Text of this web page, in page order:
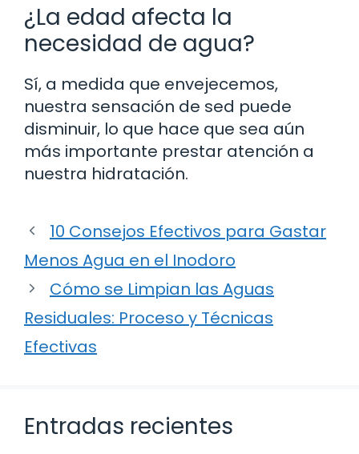
¿La edad afecta la
necesidad de agua?
Sí, a medida que envejecemos,
nuestra sensación de sed puede
disminuir, lo que hace que sea aún
más importante prestar atención a
nuestra hidratación.
10 Consejos Efectivos para Gastar
Menos Agua en el Inodoro
Cómo se Limpian las Aguas
Residuales: Proceso y Técnicas
Efectivas
Entradas recientes